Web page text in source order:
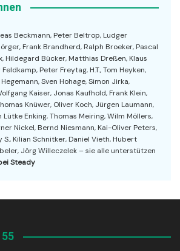
Beckmann, Peter Beltrop, Ludger
Frank Brandherd, Ralph Broeker, Pascal
Hildegard Bücker, Matthias Dreßen, Klaus
Peter Freytag, H.T., Tom Heyken,
Sven Hohage, Simon Jirka,
Kaiser, Jonas Kaufhold, Frank Klein,
Knüwer, Oliver Koch, Jürgen Laumann,
Enking, Thomas Meiring, Wilm Möllers,
Nickel, Bernd Niesmann, Kai-Oliver Peters,
S., Kilian Schnitker, Daniel Vieth, Hubert
Jörg Willeczelek – sie alle unterstützen
Steady